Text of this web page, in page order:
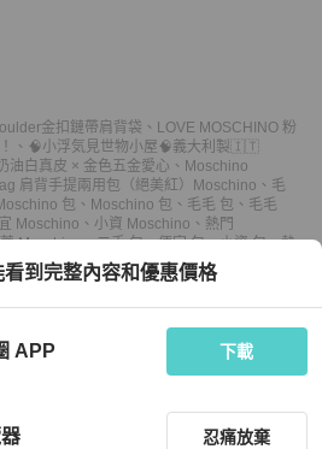
金扣鏈帶肩背袋 、 LOVE MOSCHINO 粉
、 🧠小浮気見世物小屋🧠義大利製🇮🇹
油白真皮 × 金色五金愛心 、 Moschino
肩背手提兩用包（絕美紅） Moschino 、 毛
包 、 Moschino 包 、 毛毛 包 、 毛毛
Moschino 、 小資 Moschino 、 熱門
Moschino、二手 包、便宜 包、小資 包、熱
、便宜 包、小資 包、熱門 包 、中古 包
到完整內容和優惠價格
APP 下載
忍痛放棄